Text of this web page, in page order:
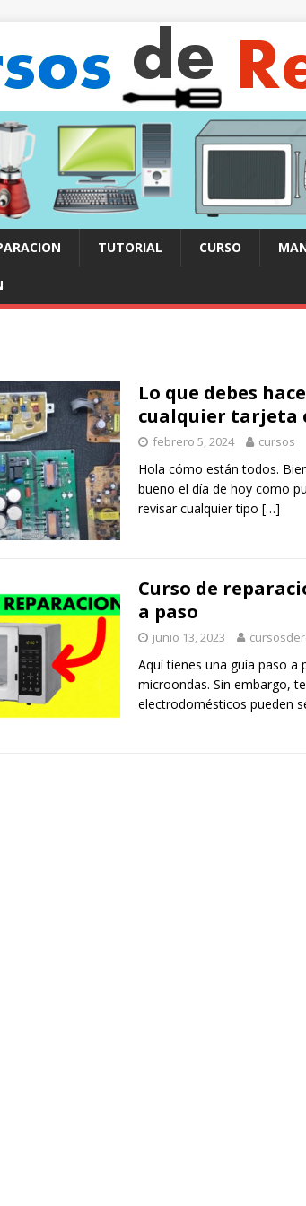
TUTORIAL CURSO
Lo que debes
cualquier tarjeta
febrero 5, 2024 cursos
Hola cómo están todos.
bueno el día de hoy como
revisar cualquier tipo […]
Curso de
a paso
junio 13, 2023
Aquí tienes una guía paso a
microondas. Sin embargo,
electrodomésticos pueden